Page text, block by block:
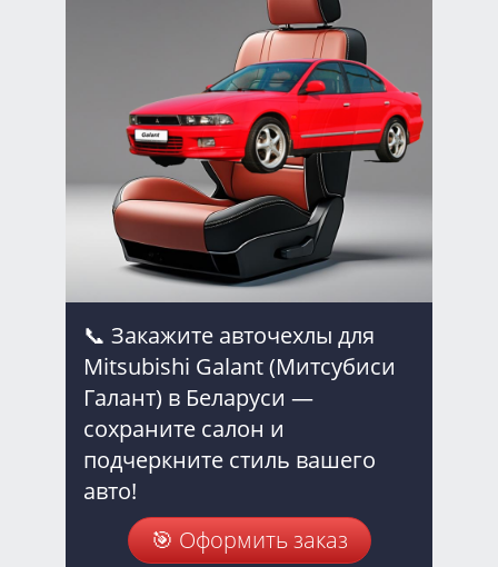
📞 Закажите авточехлы для
Mitsubishi Galant (Митсубиси
Галант) в Беларуси —
сохраните салон и
подчеркните стиль вашего
авто!
🎯 Оформить заказ